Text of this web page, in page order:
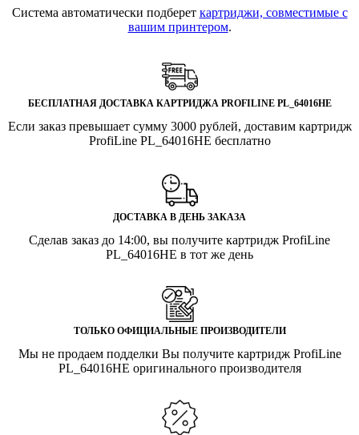
Система автоматически подберет картриджи, совместимые с
вашим принтером.
БЕСПЛАТНАЯ ДОСТАВКА КАРТРИДЖА PROFILINE PL_64016HE
Если заказ превышает сумму 3000 рублей, доставим картридж
ProfiLine PL_64016HE бесплатно
ДОСТАВКА В ДЕНЬ ЗАКАЗА
Сделав заказ до 14:00, вы получите картридж ProfiLine
PL_64016HE в тот же день
ТОЛЬКО ОФИЦИАЛЬНЫЕ ПРОИЗВОДИТЕЛИ
Мы не продаем подделки Вы получите картридж ProfiLine
PL_64016HE оригинального производителя